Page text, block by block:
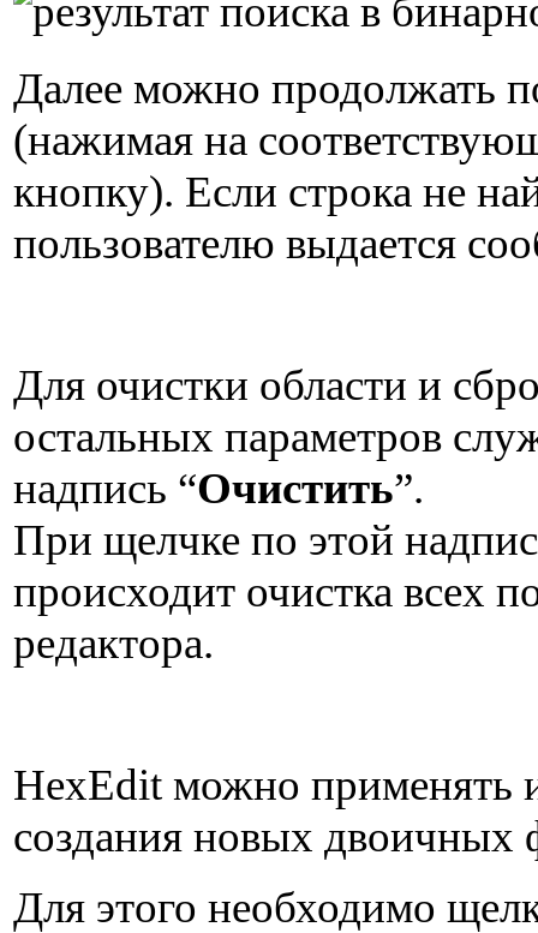
Далее можно продолжать
(нажимая на
кнопку). Если строка не
пользователю выдается
Для очистки области и
остальных параметров
надпись “Очистить”.
При щелчке по этой
происходит очистка всех
редактора.
HexEdit можно применять
создания новых двоичных
Для этого необходимо